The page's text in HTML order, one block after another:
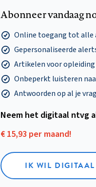
Abonneer vandaag
Online toegang tot alle
Gepersonaliseerde
Artikelen voor
Onbeperkt luisteren
Antwoorden op al je
Neem het digitaal ntvg
€ 15,93 per maand!
IK WIL DIGITAAL